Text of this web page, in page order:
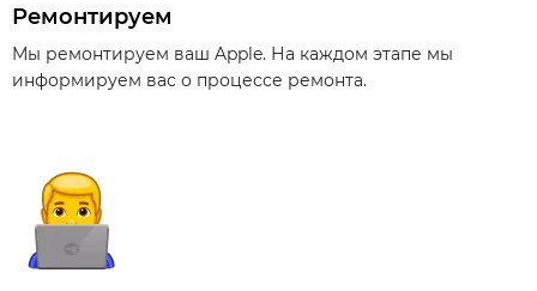
Ремонтируем
Мы ремонтируем ваш Apple. На каждом этапе мы
информируем вас о процессе ремонта.